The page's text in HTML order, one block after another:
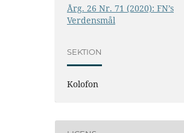
Årg. 26 Nr. 71 (2020): FN’s
Verdensmål
SEKTION
Kolofon